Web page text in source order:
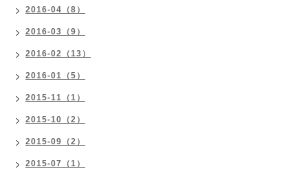
2016-04（8）
2016-03（9）
2016-02（13）
2016-01（5）
2015-11（1）
2015-10（2）
2015-09（2）
2015-07（1）